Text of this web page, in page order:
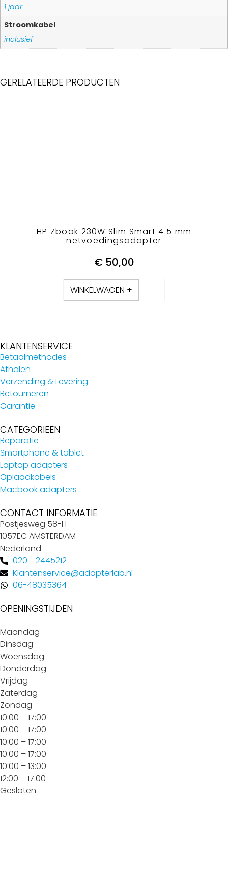
1 jaar
Stroomkabel
inclusief
GERELATEERDE PRODUCTEN
HP Zbook 230W Slim Smart 4.5 mm
netvoedingsadapter
€50,00
WINKELWAGEN +
KLANTENSERVICE
Betaalmethodes
Afhalen
Verzending & Levering
Retourneren
Garantie
CATEGORIEËN
Reparatie
Smartphone & tablet
Laptop adapters
Oplaadkabels
Macbook adapters
CONTACT INFORMATIE
Postjesweg 58-H
1057EC AMSTERDAM
Nederland
020 - 2445212
Klantenservice@adapterlab.nl
06-48035364
OPENINGSTIJDEN
Maandag
Dinsdag
Woensdag
Donderdag
Vrijdag
Zaterdag
Zondag
10:00 – 17:00
10:00 – 17:00
10:00 – 17:00
10:00 – 17:00
10:00 – 13:00
12:00 – 17:00
Gesloten